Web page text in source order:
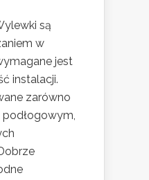
są
w
jest
instalacji.
zarówno